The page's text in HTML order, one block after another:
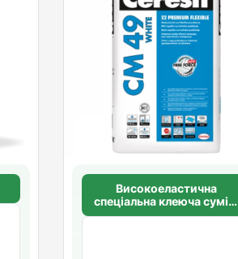
Високоеластична
спеціальна клеюча суміш
для плитки з великим